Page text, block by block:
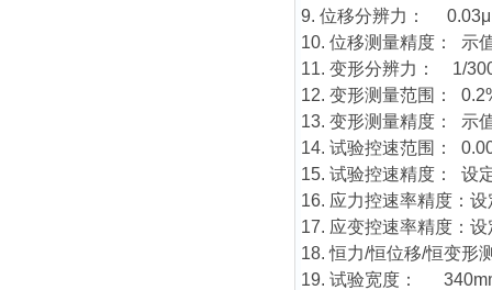
9. 位移分辨力：
10. 位移测量精度： 示
11. 变形分辨力： 1/
12. 变形测量范围：
13. 变形测量精度： 示
14. 试验控速范围：
15. 试验控速精度： 设
16. 应力控速率精度：
17. 应变控速率精度：
18. 恒力/恒位移/恒变形
19. 试验宽度：